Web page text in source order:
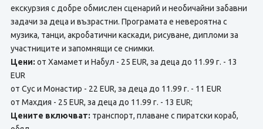
екскурзия с добре обмислен сценарий и необичайни забавни
задачи за деца и възрастни. Програмата е невероятна с
музика, танци, акробатични каскади, рисуване, дипломи за
участниците и запомнящи се снимки.
Цени: от Хамамет и Набул - 25 EUR, за деца до 11.99 г. - 13
EUR
от Сус и Монастир - 22 EUR, за деца до 11.99 г. - 11 EUR
от Махдия - 25 EUR, за деца до 11.99 г. - 13 EUR;
Цените включват: транспорт, плаване с пиратски кораб,